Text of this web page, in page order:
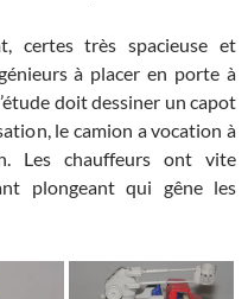
certes très spacieuse et
à placer en porte à
doit dessiner un capot
le camion a vocation à
Les chauffeurs ont vite
plongeant qui gêne les